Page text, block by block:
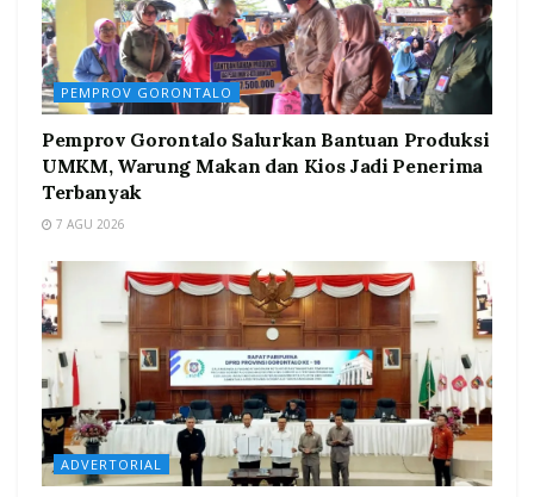
PEMPROV GORONTALO
Pemprov Gorontalo Salurkan Bantuan Produksi
UMKM, Warung Makan dan Kios Jadi Penerima
Terbanyak
7 AGU 2026
ADVERTORIAL